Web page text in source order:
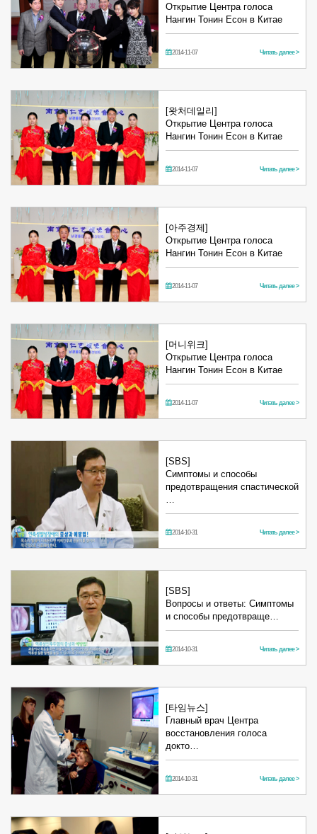
Открытие Центра голоса
Нангин Тонин Есон в Китае
2014-11-07 Читать далее >
[왓처데일리]
Открытие Центра голоса
Нангин Тонин Есон в Китае
2014-11-07 Читать далее >
[아주경제]
Открытие Центра голоса
Нангин Тонин Есон в Китае
2014-11-07 Читать далее >
[머니위크]
Открытие Центра голоса
Нангин Тонин Есон в Китае
2014-11-07 Читать далее >
[SBS]
Симптомы и способы
предотвращения спастической
2014-10-31 Читать далее >
[SBS]
Вопросы и ответы: Симптомы
и способы предотвраще…
2014-10-31 Читать далее >
[타임뉴스]
Главный врач Центра
восстановления голоса
докто…
2014-10-31 Читать далее >